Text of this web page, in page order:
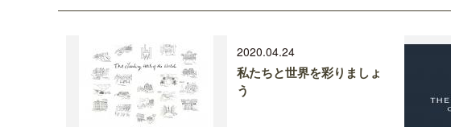
2020.04.24
私たちと世界を彩りましょ
う